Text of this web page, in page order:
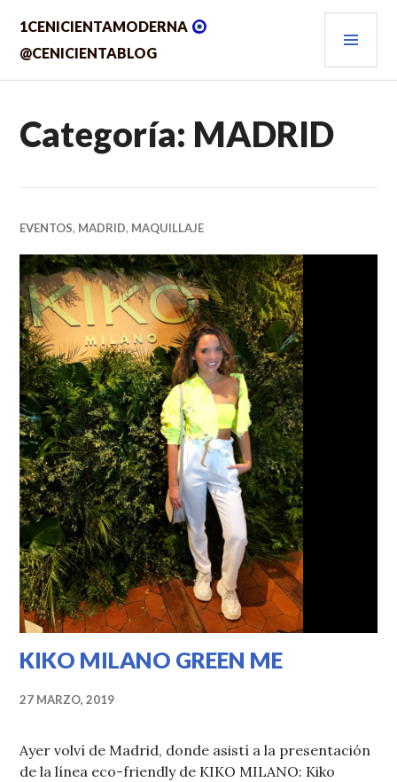
contenido.
1CENICIENTAMODERNA
@CENICIENTABLOG
Categoría: MADRID
EVENTOS, MADRID, MAQUILLAJE
KIKO MILANO GREEN ME
27 MARZO, 2019
Ayer volví de Madrid, donde asistí a la presentación
de la línea eco-friendly de KIKO MILANO: Kiko